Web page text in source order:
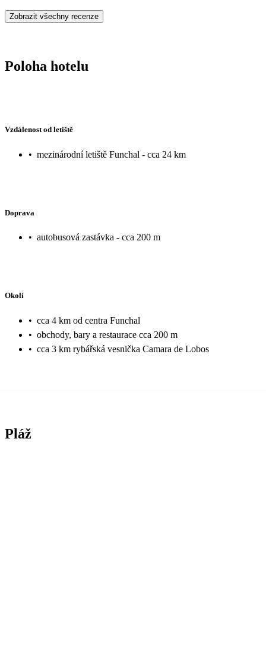
Zobrazit všechny recenze
Poloha hotelu
Vzdálenost od letiště
• mezinárodní letiště Funchal - cca 24 km
Doprava
• autobusová zastávka - cca 200 m
Okolí
• cca 4 km od centra Funchal
• obchody, bary a restaurace cca 200 m
• cca 3 km rybářská vesnička Camara de Lobos
Pláž